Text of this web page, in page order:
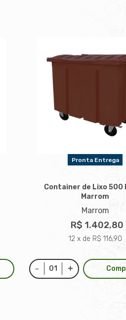
Pronta Entrega
Container de Lixo 500
Marrom
Marrom
R$ 1.402,80
12 x de R$ 116,90